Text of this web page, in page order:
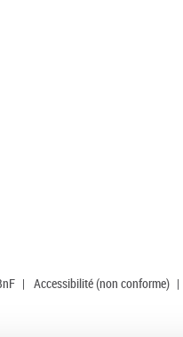
| Accessibilité (non conforme) |